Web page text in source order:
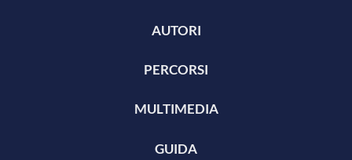
AUTORI
PERCORSI
MULTIMEDIA
GUIDA